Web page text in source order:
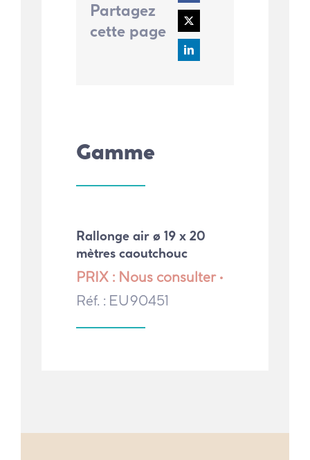
Partagez
cette page
Gamme
Rallonge air ø 19 x 20
mètres caoutchouc
PRIX : Nous consulter •
Réf. : EU90451